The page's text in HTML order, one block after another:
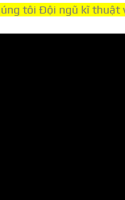
tôi Đội ngũ kĩ thuật